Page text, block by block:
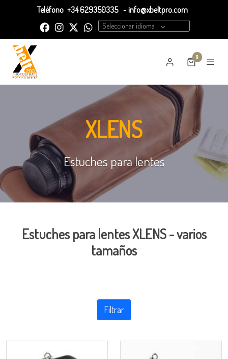
Teléfono +34 629350335 - info@xbeltpro.com
Seleccionar idioma
0
XLENS
Estuches para lentes
Estuches para lentes XLENS - varios
tamaños
Filtrar